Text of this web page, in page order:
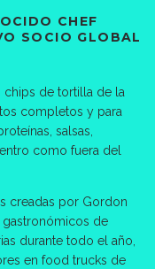
CHEF
SOCIO GLOBAL
de tortilla de la
completos y para
salsas,
como fuera del
creadas por Gordon
gastronómicos de
durante todo el año,
en food trucks de